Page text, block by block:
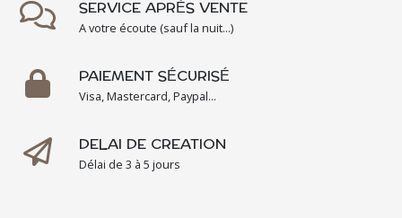
SERVICE APRÈS VENTE
A votre écoute (sauf la nuit...)
PAIEMENT SÉCURISÉ
Visa, Mastercard, Paypal...
DELAI DE CREATION
Délai de 3 à 5 jours